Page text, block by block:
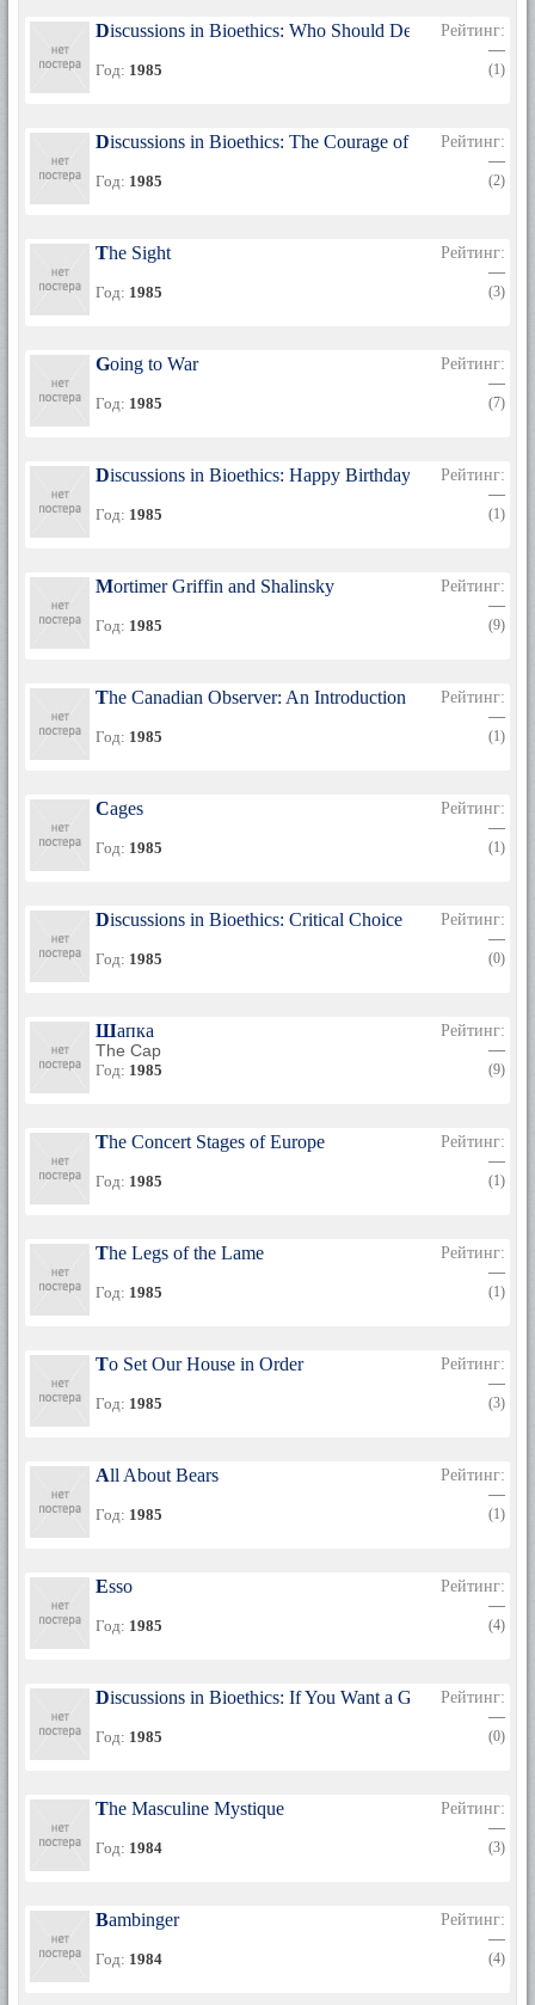
Discussions in Bioethics: Who Should Decide?
Год: 1985
Рейтинг:
—
(1)
Discussions in Bioethics: The Courage of One's
Год: 1985
Рейтинг:
—
(2)
The Sight
Год: 1985
Рейтинг:
—
(3)
Going to War
Год: 1985
Рейтинг:
—
(7)
Discussions in Bioethics: Happy Birthday
Год: 1985
Рейтинг:
—
(1)
Mortimer Griffin and Shalinsky
Год: 1985
Рейтинг:
—
(9)
The Canadian Observer: An Introduction to Hugh
Год: 1985
Рейтинг:
—
(1)
Cages
Год: 1985
Рейтинг:
—
(1)
Discussions in Bioethics: Critical Choice
Год: 1985
Рейтинг:
—
(0)
Шапка
The Cap
Год: 1985
Рейтинг:
—
(9)
The Concert Stages of Europe
Год: 1985
Рейтинг:
—
(1)
The Legs of the Lame
Год: 1985
Рейтинг:
—
(1)
To Set Our House in Order
Год: 1985
Рейтинг:
—
(3)
All About Bears
Год: 1985
Рейтинг:
—
(1)
Esso
Год: 1985
Рейтинг:
—
(4)
Discussions in Bioethics: If You Want a Girl Like Me
Год: 1985
Рейтинг:
—
(0)
The Masculine Mystique
Год: 1984
Рейтинг:
—
(3)
Bambinger
Год: 1984
Рейтинг:
—
(4)